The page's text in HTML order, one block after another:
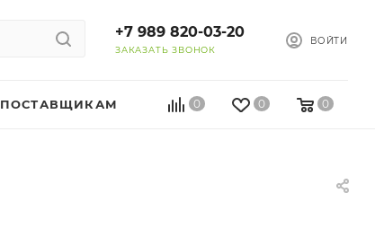
+7 989 820-03-20
ЗАКАЗАТЬ ЗВОНОК
ВОЙТИ
0 0 0
ПОСТАВЩИКАМ